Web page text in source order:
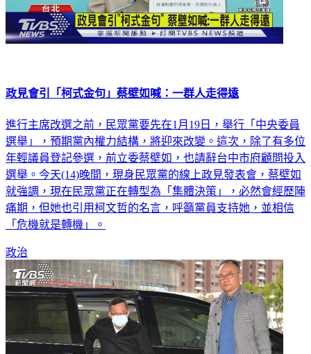
政見會引「柯式金句」蔡壁如喊：一群人走得遠
進行主席改選之前，民眾黨要先在1月19日，舉行「中央委員
選舉」，預期黨內權力結構，將迎來改變。這次，除了有多位
年輕議員登記參選，前立委蔡壁如，也請辭台中市府顧問投入
選舉。今天(14)晚間，現身民眾黨的線上政見發表會，蔡壁如
就強調，現在民眾黨正在轉型為「集體決策」，必然會經歷陣
痛期，但她也引用柯文哲的名言，呼籲黨員支持她，並相信
「危機就是轉機」。
政治